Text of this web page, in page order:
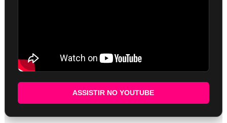
ASSISTIR NO YOUTUBE